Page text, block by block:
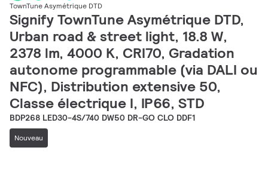
TownTune Asymétrique DTD
Signify TownTune Asymétrique DTD,
Urban road & street light, 18.8 W,
2378 lm, 4000 K, CRI70, Gradation
autonome programmable (via DALI ou
NFC), Distribution extensive 50,
Classe électrique I, IP66, STD
BDP268 LED30-4S/740 DW50 DR-GO CLO DDF1
Nouveau